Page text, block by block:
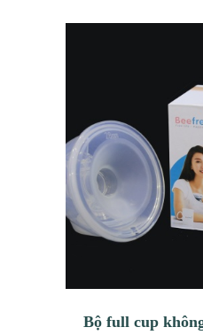
Bộ full cup